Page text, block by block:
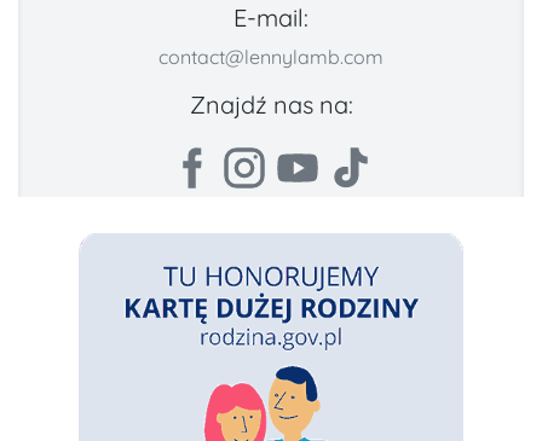
E-mail:
contact@lennylamb.com
Znajdź nas na: